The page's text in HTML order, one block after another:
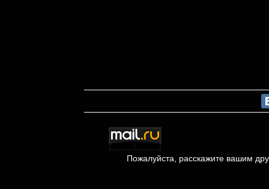
Пожалуйста, расскажите вашим